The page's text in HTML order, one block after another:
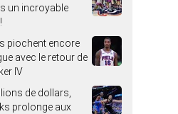
un incroyable
piochent encore
avec le retour de
IV
de dollars,
prolonge aux